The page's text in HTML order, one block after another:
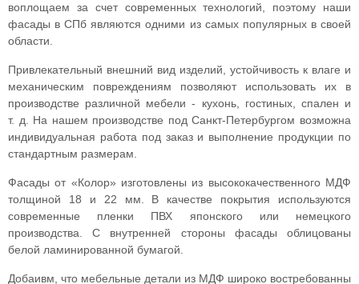
воплощаем за счет современных технологий, поэтому наши
фасады в СПб являются одними из самых популярных в своей
области.
Привлекательный внешний вид изделий, устойчивость к влаге и
механическим повреждениям позволяют использовать их в
производстве различной мебели - кухонь, гостиных, спален и
т. д. На нашем производстве под Санкт-Петербургом возможна
индивидуальная работа под заказ и выполнение продукции по
стандартным размерам.
Фасады от «Колор» изготовлены из высококачественного МДФ
толщиной 18 и 22 мм. В качестве покрытия используются
современные пленки ПВХ японского или немецкого
производства. С внутренней стороны фасады облицованы
белой ламинированной бумагой.
Добаивм, что мебельные детали из МДФ широко востребованны